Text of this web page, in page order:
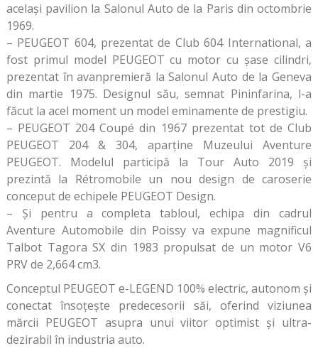
același pavilion la Salonul Auto de la Paris din octombrie
1969.
– PEUGEOT 604, prezentat de Club 604 International, a
fost primul model PEUGEOT cu motor cu șase cilindri,
prezentat în avanpremieră la Salonul Auto de la Geneva
din martie 1975. Designul său, semnat Pininfarina, l-a
făcut la acel moment un model eminamente de prestigiu.
– PEUGEOT 204 Coupé din 1967 prezentat tot de Club
PEUGEOT 204 & 304, aparține Muzeului Aventure
PEUGEOT. Modelul participă la Tour Auto 2019 și
prezintă la Rétromobile un nou design de caroserie
conceput de echipele PEUGEOT Design.
– Și pentru a completa tabloul, echipa din cadrul
Aventure Automobile din Poissy va expune magnificul
Talbot Tagora SX din 1983 propulsat de un motor V6
PRV de 2,664 cm3.
Conceptul PEUGEOT e-LEGEND 100% electric, autonom și
conectat însoțește predecesorii săi, oferind viziunea
mărcii PEUGEOT asupra unui viitor optimist și ultra-
dezirabil în industria auto.